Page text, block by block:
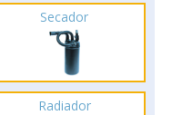
Secador
Radiador